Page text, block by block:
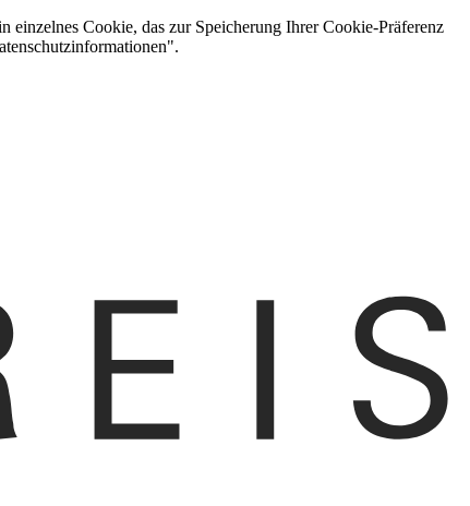
einzelnes Cookie, das zur Speicherung Ihrer Cookie-Präferenz